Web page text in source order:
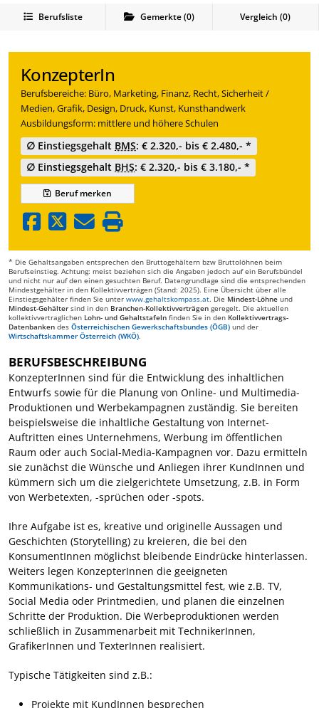
Berufsliste Gemerkte(0) Vergleich (0)
KonzepterIn
Berufsbereiche: Büro, Marketing, Finanz, Recht, Sicherheit /
Medien, Grafik, Design, Druck, Kunst, Kunsthandwerk
Ausbildungsform: mittlere und höhere Schulen
∅ Einstiegsgehalt BMS: € 2.320,- bis € 2.480,- *
∅ Einstiegsgehalt BHS: € 2.320,- bis € 3.180,- *
Berufmerken
* Die Gehaltsangaben entsprechen den Bruttogehältern bzw Bruttolöhnen beim
Berufseinstieg. Achtung: meist beziehen sich die Angaben jedoch auf ein Berufsbündel
und nicht nur auf den einen gesuchten Beruf. Datengrundlage sind die entsprechenden
Mindestgehälter in den Kollektivverträgen (Stand: 2025). Eine Übersicht über alle
Einstiegsgehälter finden Sie unter www.gehaltskompass.at. Die Mindest-Löhne und
Mindest-Gehälter sind in den Branchen-Kollektivverträgen geregelt. Die aktuellen
kollektivvertraglichen Lohn- und Gehaltstafeln finden Sie in den Kollektivvertrags-
Datenbanken des Österreichischen Gewerkschaftsbundes (ÖGB) und der
Wirtschaftskammer Österreich (WKÖ).
BERUFSBESCHREIBUNG
KonzepterInnen sind für die Entwicklung des inhaltlichen
Entwurfs sowie für die Planung von Online- und Multimedia-
Produktionen und Werbekampagnen zuständig. Sie bereiten
beispielsweise die inhaltliche Gestaltung von Internet-
Auftritten eines Unternehmens, Werbung im öffentlichen
Raum oder auch Social-Media-Kampagnen vor. Dazu ermitteln
sie zunächst die Wünsche und Anliegen ihrer KundInnen und
kümmern sich um die zielgerichtete Umsetzung, z.B. in Form
von Werbetexten, -sprüchen oder -spots.
Ihre Aufgabe ist es, kreative und originelle Aussagen und
Geschichten (Storytelling) zu kreieren, die bei den
KonsumentInnen möglichst bleibende Eindrücke hinterlassen.
Weiters legen KonzepterInnen die geeigneten
Kommunikations- und Gestaltungsmittel fest, wie z.B. TV,
Social Media oder Printmedien, und planen die einzelnen
Schritte der Produktion. Die Werbeproduktionen werden
schließlich in Zusammenarbeit mit TechnikerInnen,
GrafikerInnen und TexterInnen realisiert.
Typische Tätigkeiten sind z.B.:
Projekte mit KundInnen besprechen